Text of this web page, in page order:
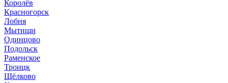
Королёв
Красногорск
Лобня
Мытищи
Одинцово
Подольск
Раменское
Троицк
Щёлково